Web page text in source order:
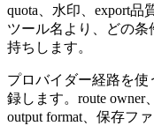
quota、水印、export品
ツール名より、どの
持ちします。
プロバイダー経路を
録します。route owner
output format、保存フ